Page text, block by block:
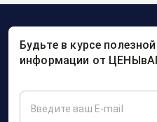
Будьте в курсе
информации от